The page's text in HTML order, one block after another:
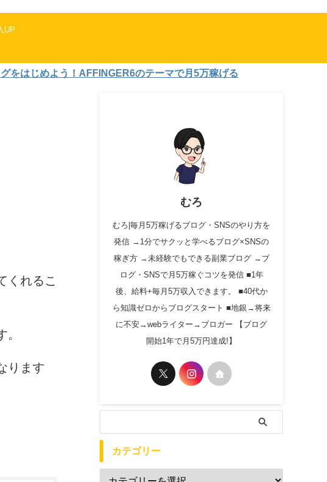
UP
めよう！AFFINGER6のテーマで月5万稼げる
くれるこ
ります
むろ
むろ|毎月5万稼げるブログ・SNSのやり方を
発信 →1分でサクッと学べるブログ×SNSの
稼ぎ方 →未経験でもできる副業ブログ →ブ
ログ・SNSで月5万稼ぐコツを発信 ■1年
後、給料+毎月5万収入できます。 ■40代か
ら知識ゼロからブログスタート ■地銀→将来
に不安→webライター→ブロガー 【ブログ
開始1年で月5万円達成!】
カテゴリー